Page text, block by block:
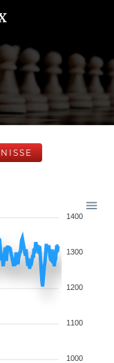
1400
1300
1200
1100
1000